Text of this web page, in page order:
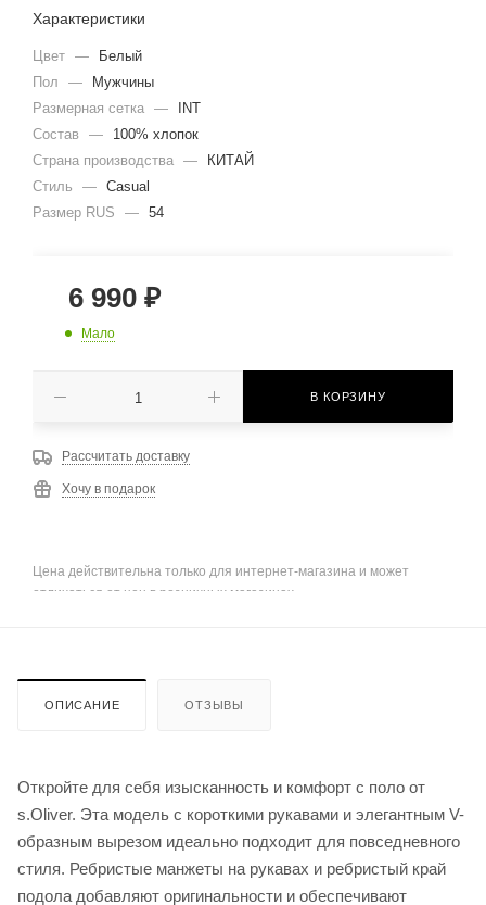
Характеристики
Цвет —
Белый
Пол
—
Мужчины
Размерная сетка —
INT
Состав
—
100% хлопок
Страна производства —
КИТАЙ
Стиль
— Casual
Размер RUS
— 54
6 990 ₽
Мало
В КОРЗИНУ
Рассчитать доставку
Хочу в подарок
Цена действительна только для интернет-магазина и может
отличаться от цен в розничных магазинах
ОПИСАНИЕ ОТЗЫВЫ
Откройте для себя изысканность и комфорт с поло от
s.Oliver. Эта модель с короткими рукавами и элегантным V-
образным вырезом идеально подходит для повседневного
стиля. Ребристые манжеты на рукавах и ребристый край
подола добавляют оригинальности и обеспечивают